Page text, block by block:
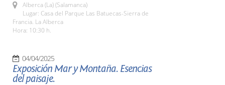
Alberca (La) (Salamanca)
Lugar: Casa del Parque Las Batuecas-Sierra de
Francia. La Alberca
Hora: 10:30 h.
04/04/2025
Exposición Mar y Montaña. Esencias
del paisaje.